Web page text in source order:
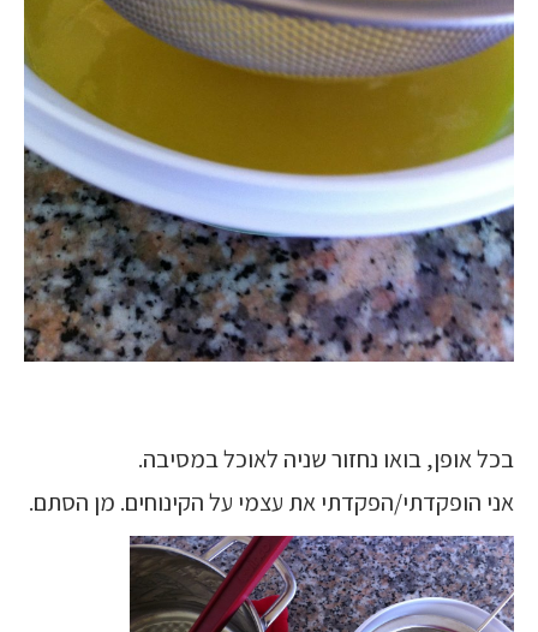
בכל אופן, בואו נחזור שניה לאוכל במסיבה.
אני הופקדתי/הפקדתי את עצמי על הקינוחים. מן הסתם.